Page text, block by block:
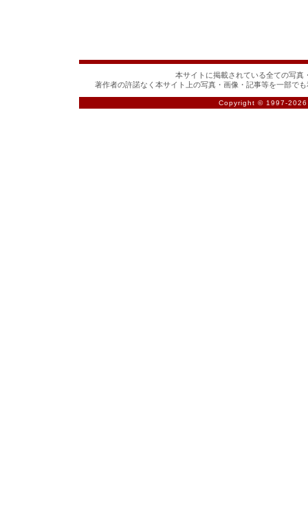
本サイトに掲載されている全ての写真
著作者の許諾なく本サイト上の写真・画像・記事等を一部で
Copyright © 1997-